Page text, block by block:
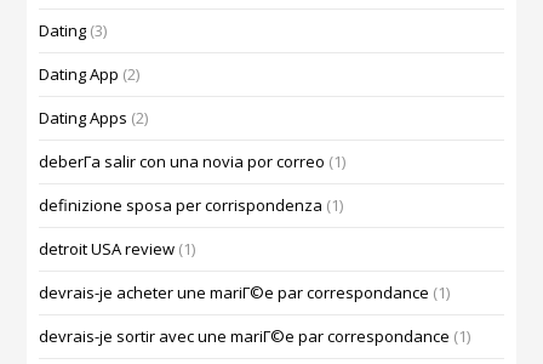
Dating (3)
Dating App (2)
Dating Apps (2)
deberГ­a salir con una novia por correo (1)
definizione sposa per corrispondenza (1)
detroit USA review (1)
devrais-je acheter une mariГ©e par correspondance (1)
devrais-je sortir avec une mariГ©e par correspondance (1)